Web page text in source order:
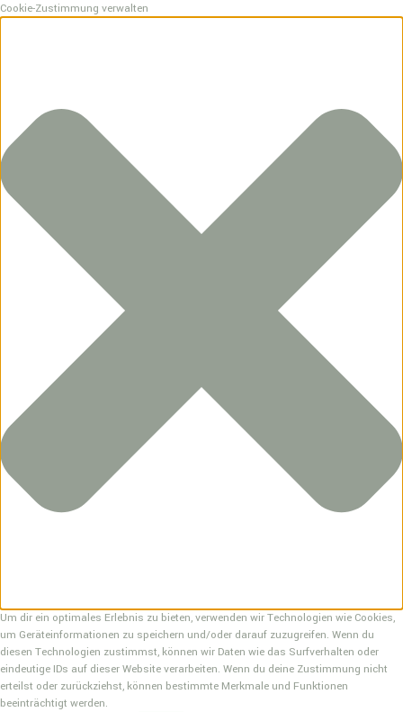
Cookie-Zustimmung verwalten
Um dir ein optimales Erlebnis zu bieten, verwenden wir Technologien wie Cookies,
um Geräteinformationen zu speichern und/oder darauf zuzugreifen. Wenn du
diesen Technologien zustimmst, können wir Daten wie das Surfverhalten oder
eindeutige IDs auf dieser Website verarbeiten. Wenn du deine Zustimmung nicht
erteilst oder zurückziehst, können bestimmte Merkmale und Funktionen
beeinträchtigt werden.